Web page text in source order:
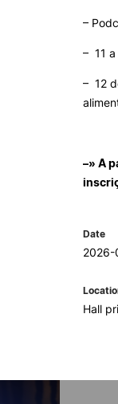
–
– 11
– 12
–» A
Date
2026-
Hall